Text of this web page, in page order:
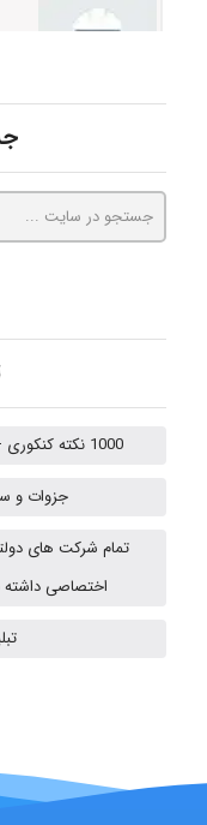
1000 نکته کنکوری + خلاصه جزوات ارشد بهداشت حرفه ای
جزوات و
تمام شرکت های
اختصاصی داشته